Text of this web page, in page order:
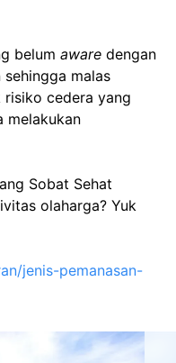
belum aware dengan
malas
risiko cedera yang
melakukan
Sobat Sehat
olaharga? Yuk
jenis-pemanasan-